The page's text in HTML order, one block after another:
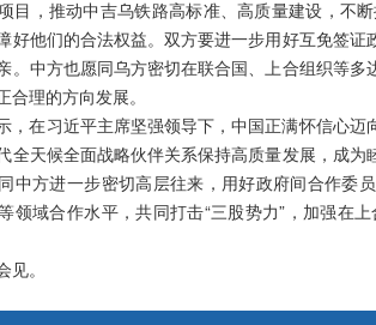
目，推动中吉乌铁路高标准、高质量建设，不
好他们的合法权益。双方要进一步用好互免签
。中方也愿同乌方密切在联合国、上合组织等
理的方向发展。
，在习近平主席坚强领导下，中国正满怀信心
全天候全面战略伙伴关系保持高质量发展，成
中方进一步密切高层往来，用好政府间合作委
领域合作水平，共同打击“三股势力”，加强
。